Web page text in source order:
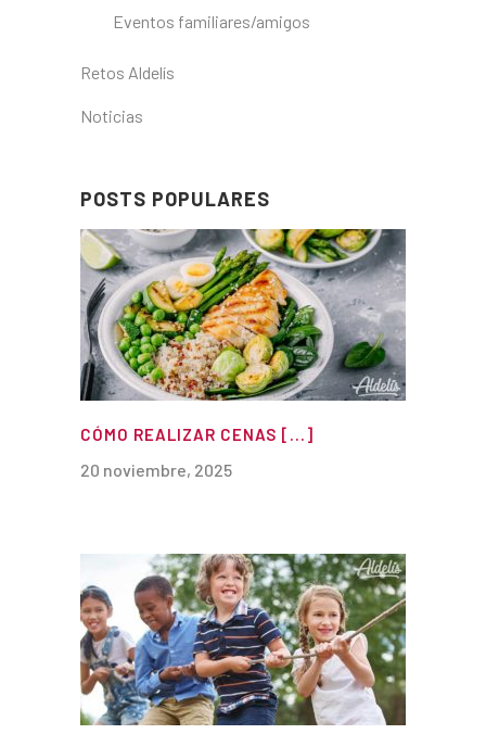
Eventos familiares/amigos
Retos Aldelís
Noticias
POSTS POPULARES
CÓMO REALIZAR CENAS [...]
20 noviembre, 2025